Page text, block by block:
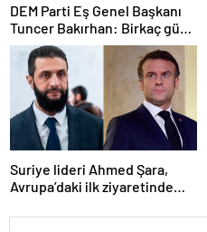
DEM Parti Eş Genel Başkanı
Tuncer Bakırhan: Birkaç gün
içerisinde kongre kararları
açıklanacak
Suriye lideri Ahmed Şara,
Avrupa’daki ilk ziyaretinde